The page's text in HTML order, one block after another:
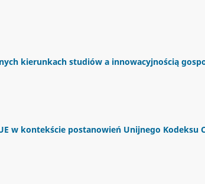
kierunkach studiów a innowacyjnością
w kontekście postanowień Unijnego Kodeksu